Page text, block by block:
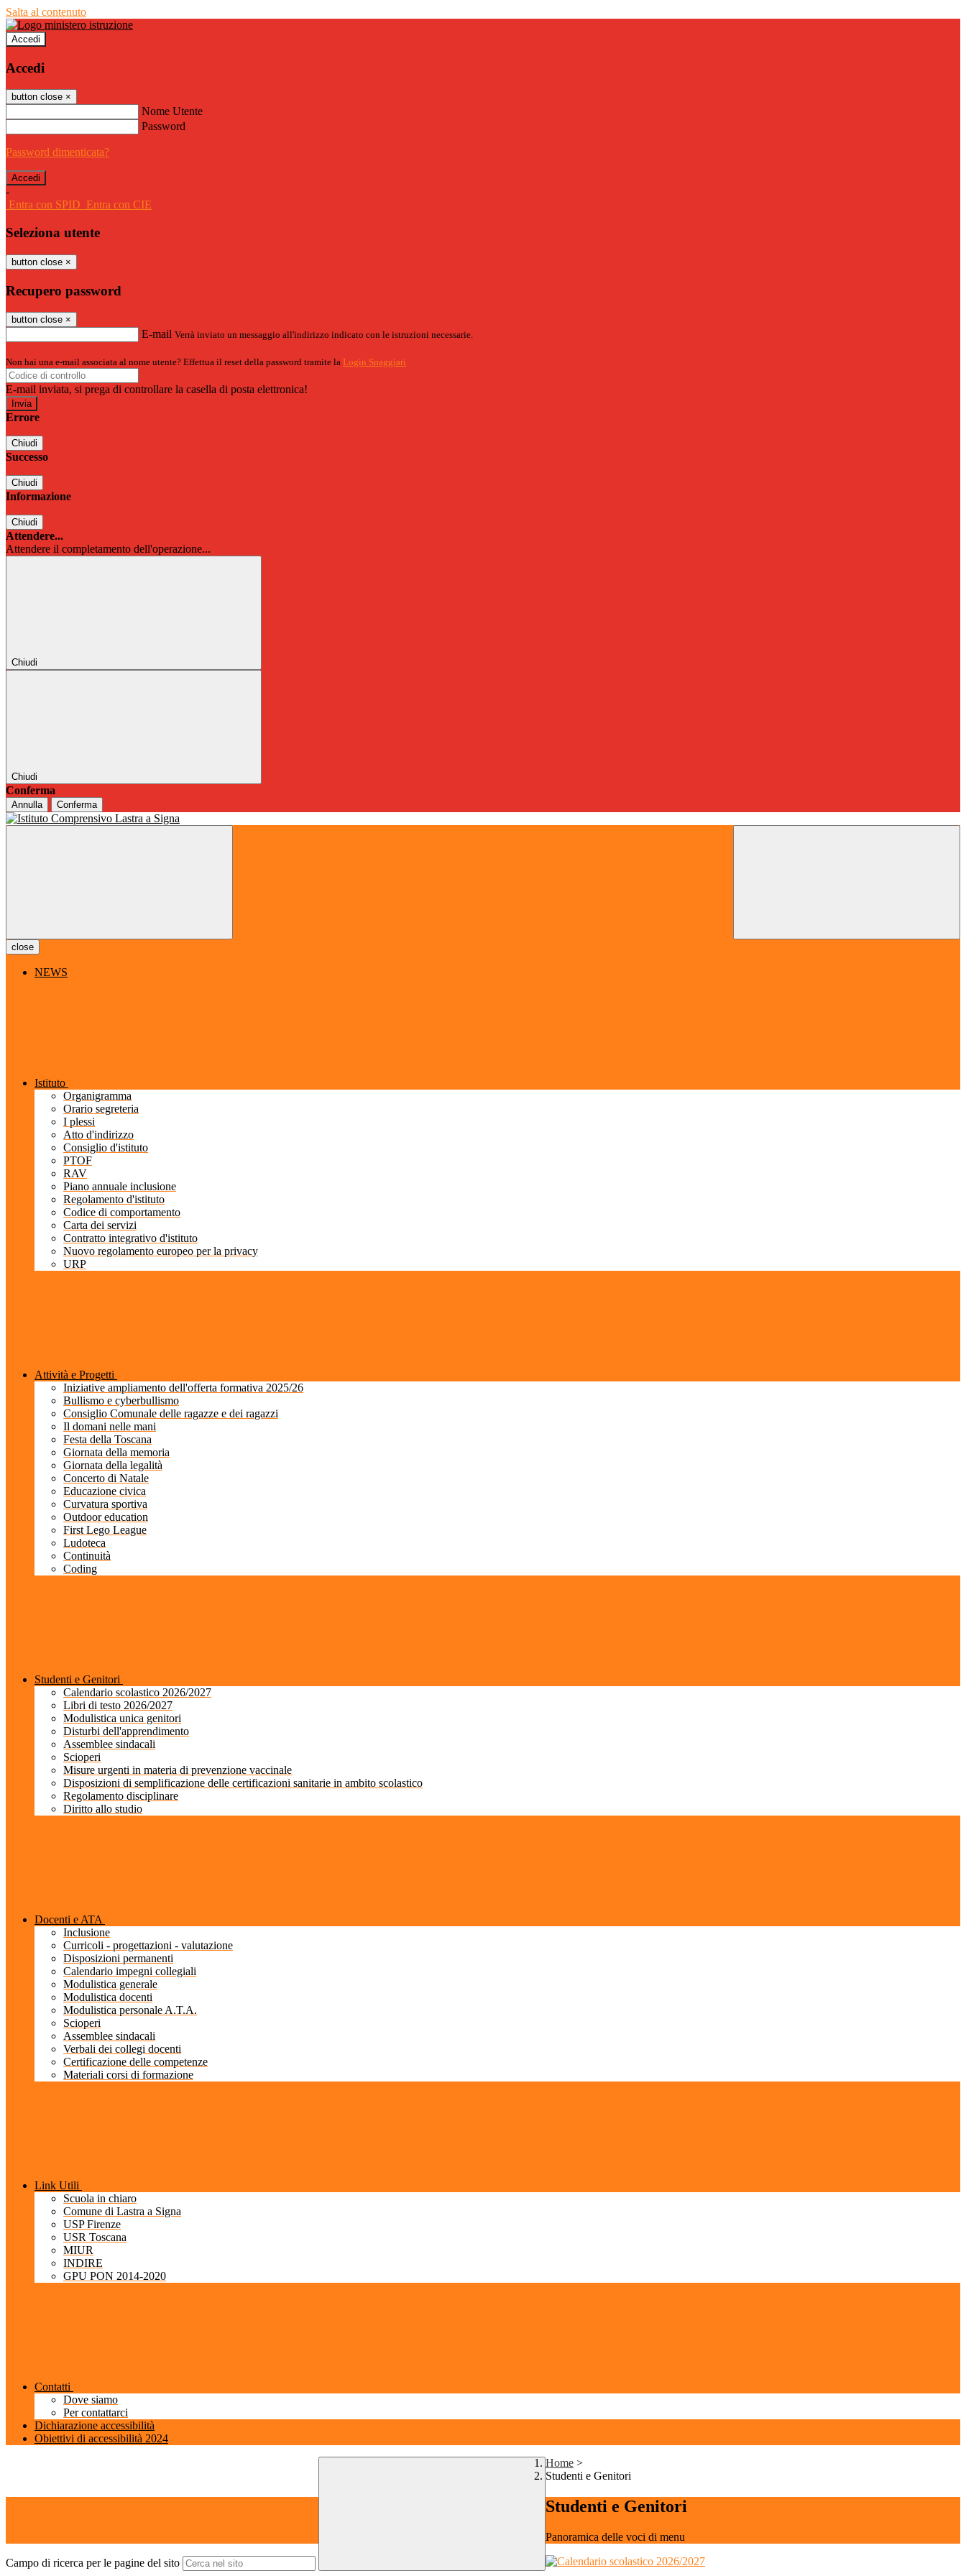
Salta al contenuto
Accedi
Accedi
button close ×
Nome Utente
Password
Password dimenticata?
-
Entra con SPID Entra con CIE
Seleziona utente
button close ×
Recupero password
button close ×
E-mail Verrà inviato un messaggio all'indirizzo indicato con le istruzioni necessarie.
Non hai una e-mail associata al nome utente? Effettua il reset della password tramite la Login Spaggiari
E-mail inviata, si prega di controllare la casella di posta elettronica!
Errore
Chiudi
Successo
Chiudi
Informazione
Chiudi
Attendere...
Attendere il completamento dell'operazione...
Chiudi
Chiudi
Conferma
Annulla Conferma
close
NEWS
Istituto
Organigramma
Orario segreteria
I plessi
Atto d'indirizzo
Consiglio d'istituto
PTOF
RAV
Piano annuale inclusione
Regolamento d'istituto
Codice di comportamento
Carta dei servizi
Contratto integrativo d'istituto
Nuovo regolamento europeo per la privacy
URP
Attività e Progetti
Iniziative ampliamento dell'offerta formativa 2025/26
Bullismo e cyberbullismo
Consiglio Comunale delle ragazze e dei ragazzi
Il domani nelle mani
Festa della Toscana
Giornata della memoria
Giornata della legalità
Concerto di Natale
Educazione civica
Curvatura sportiva
Outdoor education
First Lego League
Ludoteca
Continuità
Coding
Studenti e Genitori
Calendario scolastico 2026/2027
Libri di testo 2026/2027
Modulistica unica genitori
Disturbi dell'apprendimento
Assemblee sindacali
Scioperi
Misure urgenti in materia di prevenzione vaccinale
Disposizioni di semplificazione delle certificazioni sanitarie in ambito scolastico
Regolamento disciplinare
Diritto allo studio
Docenti e ATA
Inclusione
Curricoli - progettazioni - valutazione
Disposizioni permanenti
Calendario impegni collegiali
Modulistica generale
Modulistica docenti
Modulistica personale A.T.A.
Scioperi
Assemblee sindacali
Verbali dei collegi docenti
Certificazione delle competenze
Materiali corsi di formazione
Link Utili
Scuola in chiaro
Comune di Lastra a Signa
USP Firenze
USR Toscana
MIUR
INDIRE
GPU PON 2014-2020
Contatti
Dove siamo
Per contattarci
Dichiarazione accessibilità
Obiettivi di accessibilità 2024
Campo di ricerca per le pagine del sito
Home >
Studenti e Genitori
Studenti e Genitori
Panoramica delle voci di menu